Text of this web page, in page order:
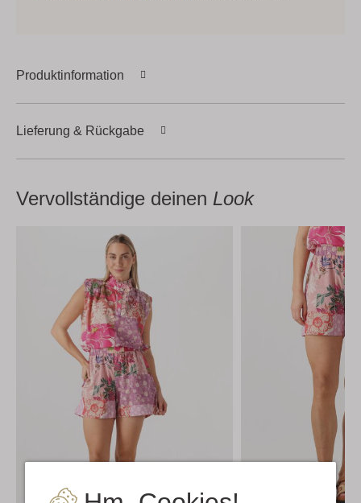
Produktinformation
Lieferung & Rückgabe
Vervollständige deinen Look